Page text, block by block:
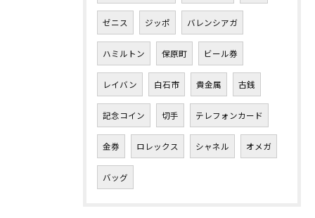
ゼニス ジッポ バレンシアガ
ハミルトン 保原町 ビール券
レイバン 白石市 貴金属 古銭
記念コイン 切手 テレフォンカード
金券 ロレックス シャネル オメガ
バッグ